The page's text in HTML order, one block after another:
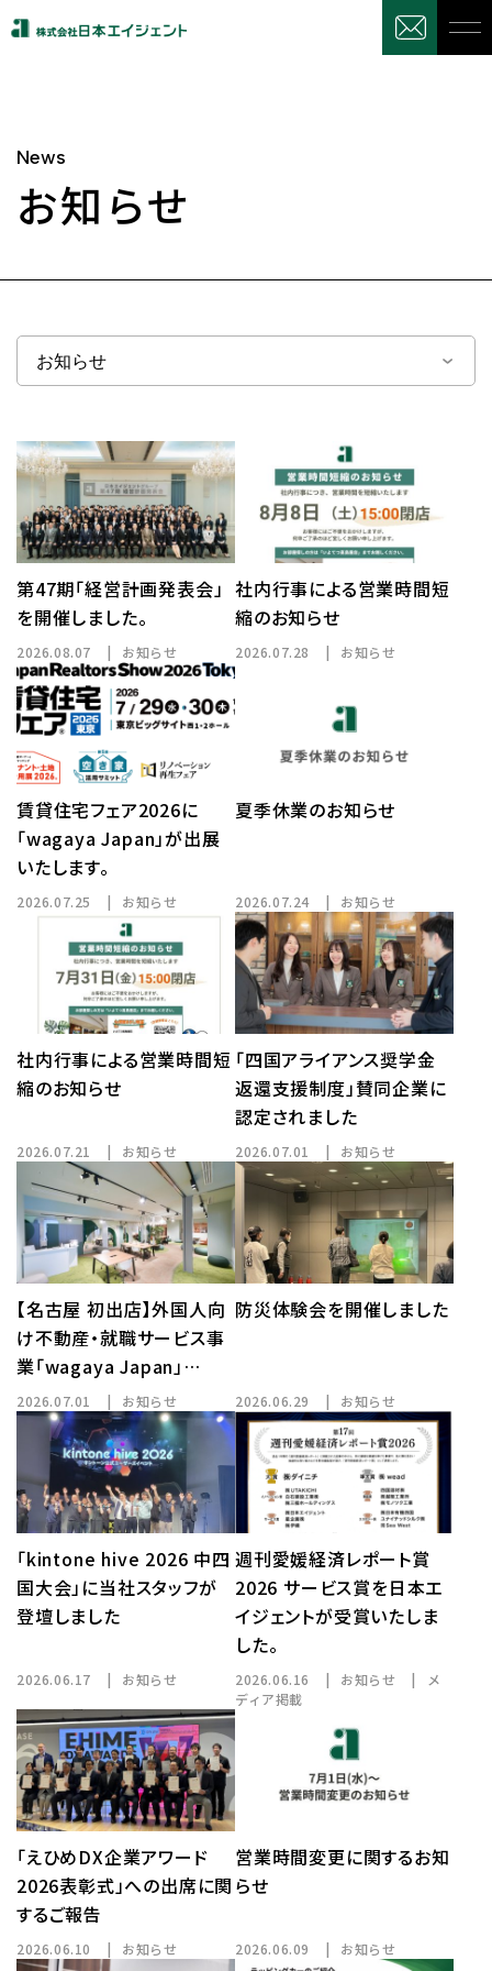
News
お知らせ
第47期「経営計画発表会」
を開催しました。
2026.08.07 お知らせ
社内行事による営業時間短
縮のお知らせ
2026.07.28 お知らせ
賃貸住宅フェア2026に
「wagaya Japan」が出展
いたします。
2026.07.25 お知らせ
夏季休業のお知らせ
2026.07.24 お知らせ
社内行事による営業時間短
縮のお知らせ
2026.07.21 お知らせ
「四国アライアンス奨学金
返還支援制度」賛同企業に
認定されました
2026.07.01 お知らせ
【名古屋 初出店】外国人向
け不動産・就職サービス事
業「wagaya Japan」…
2026.07.01 お知らせ
防災体験会を開催しました
2026.06.29 お知らせ
「kintone hive 2026 中四
国大会」に当社スタッフが
登壇しました
2026.06.17 お知らせ
週刊愛媛経済レポート賞
2026 サービス賞を日本エ
イジェントが受賞いたしま
した。
2026.06.16 お知らせ
メ
ディア掲載
「えひめDX企業アワード
2026表彰式」への出席に関
するご報告
2026.06.10 お知らせ
営業時間変更に関するお知
らせ
2026.06.09 お知らせ